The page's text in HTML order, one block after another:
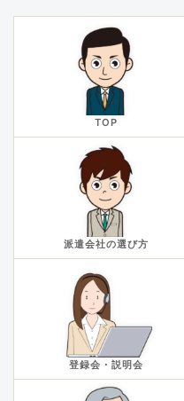
TOP
派遣会社の選び方
登録会・説明会